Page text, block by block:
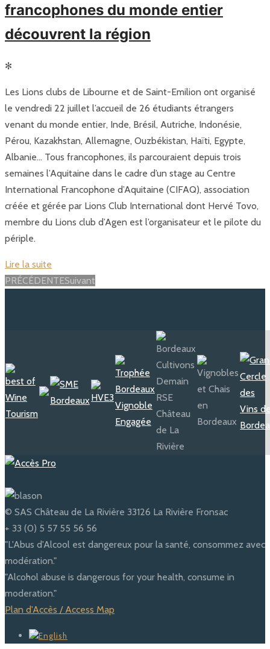
francophones du monde entier
découvrent la région
✻
Les Lions clubs de Libourne et de Saint-Emilion ont organisé
le vendredi 22 juillet l’accueil de 26 étudiants étrangers
venant du monde entier, Inde, Brésil, Autriche, Indonésie,
Pérou, Kazakhstan, Allemagne, Ouzbékistan, Haïti, Egypte,
Albanie… Tous francophones, ils parcouraient depuis trois
semaines l’Aquitaine dans le cadre d’un stage au Centre
International Francophone d’Aquitaine (CIFAQ), association
créée et gérée par Lions Club International dont Hervé Tovo,
membre du Lions club d’Agen est l’organisateur et le pilote du
périple.
Lire la suite
Posts
PRÉCÉDENTESuivant
© SAS Château de La Rivière 33126 La Rivière Fronsac
+ 33 (0) 5 57 55 56 56
"L'Abus d'Alcool est dangereux pour la santé, consommez avec
modération."
"Alcohol abuse is dangerous for your health, consume in
moderation."
Plan d'Accès / Access Map